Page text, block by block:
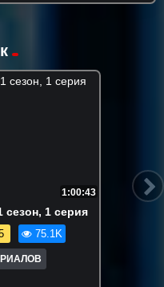
1:00:43
1 серия
75.1K